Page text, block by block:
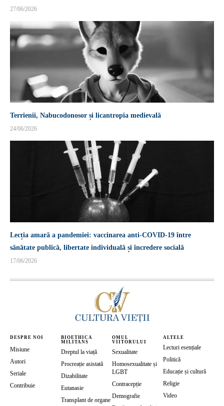
27/06/2026
Terrienii, Nabucodonosor și licantropia medievală
24/06/2026
Lecția amară a pandemiei: vaccinarea anti-COVID-19 între
sănătate publică, libertate individuală și încredere socială
17/06/2026
DESPRE NOI
Misiune
Autori
Seriale
Contribuie
BIOETHICA
MILITANS
Dreptul la viață
Procreație asistată
Dizabilitate
Eutanasie
Transplant de organe
OMUL
VIITORULUI
Sexualitate
Homosexualitate și
LGBT
Contracepție
Demografie
ALTELE
Lecturi esențiale
Politică
Educație și cultură
Religie
Video